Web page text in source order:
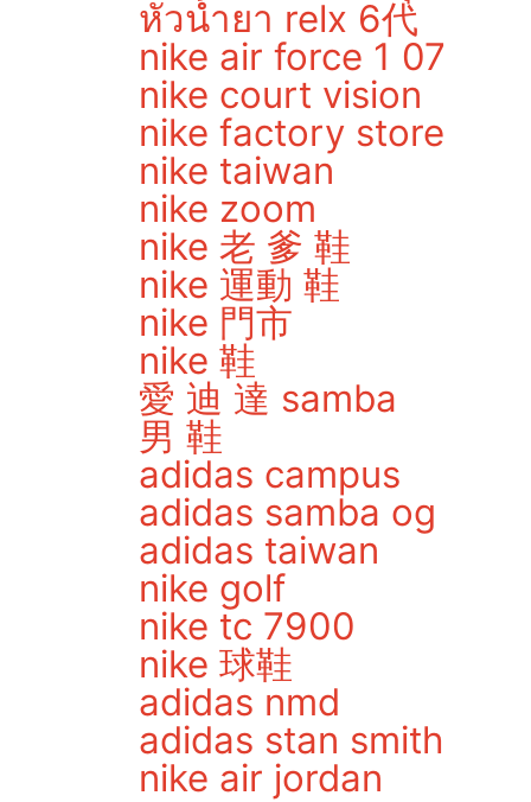
หัวน้ำยา relx 6代
nike air force 1 07
nike court vision
nike factory store
nike taiwan
nike zoom
nike 老 爹 鞋
nike 運動 鞋
nike 門市
nike 鞋
愛 迪 達 samba
男 鞋
adidas campus
adidas samba og
adidas taiwan
nike golf
nike tc 7900
nike 球鞋
adidas nmd
adidas stan smith
nike air jordan